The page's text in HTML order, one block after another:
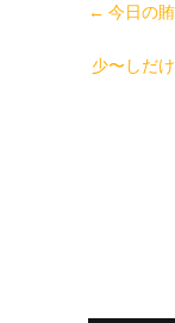
← 今日の
少〜しだ